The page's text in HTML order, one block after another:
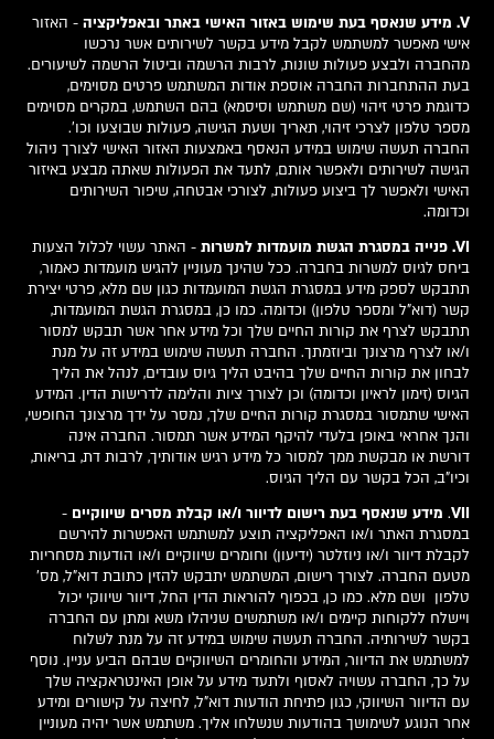
V. מידע שנאסף בעת שימוש באזור האישי באתר ובאפליקציה
- האזור
אישי מאפשר למשתמש לקבל מידע בקשר לשירותים אשר נרכשו
מהחברה ולבצע פעולות שונות, לרבות הרשמה וביטול הרשמה לשיעורים.
בעת ההתחברות החברה אוספת אודות המשתמש פרטים מסוימים,
כדוגמת פרטי זיהוי (שם משתמש וסיסמא) בהם השתמש, במקרים מסוימים
מספר טלפון לצרכי זיהוי, תאריך ושעת הגישה, פעולות שבוצעו וכו'.
החברה תעשה שימוש במידע הנאסף באמצעות האזור האישי לצורך ניהול
הגישה לשירותים ולאפשר אותם, לתעד את הפעולות שאתה מבצע באיזור
האישי ולאפשר לך ביצוע פעולות, לצורכי אבטחה, שיפור השירותים
וכדומה.
VI. פנייה במסגרת הגשת מועמדות למשרות
- האתר עשוי לכלול הצעות
ביחס לגיוס למשרות בחברה. ככל שהינך מעוניין להגיש מועמדות כאמור,
תתבקש לספק מידע במסגרת הגשת המועמדות כגון שם מלא, פרטי יצירת
קשר (דוא"ל ומספר טלפון) וכדומה. כמו כן, במסגרת הגשת המועמדות,
תתבקש לצרף את קורות החיים שלך וכל מידע אחר אשר תבקש למסור
ו/או לצרף מרצונך וביוזמתך. החברה תעשה שימוש במידע זה על מנת
לבחון את קורות החיים שלך בהיבט הליך גיוס עובדים, לנהל את הליך
הגיוס (זימון לראיון וכדומה) וכן לצורך ציות והלימה לדרישות הדין. המידע
האישי שתמסור במסגרת קורות החיים שלך, נמסר על ידך מרצונך החופשי,
והנך אחראי באופן בלעדי להיקף המידע אשר תמסור. החברה אינה
דורשת או מבקשת ממך למסור כל מידע רגיש אודותיך, לרבות דת, בריאות,
וכיו"ב, הכל בקשר עם הליך הגיוס.
VII
. מידע שנאסף בעת רישום לדיוור ו/או קבלת מסרים שיווקיים -
במסגרת האתר ו/או האפליקציה תוצע למשתמש האפשרות להירשם
לקבלת דיוור ו/או ניוזלטר (ידיעון) וחומרים שיווקיים ו/או הודעות מסחריות
מטעם החברה. לצורך רישום, המשתמש יתבקש להזין כתובת דוא"ל, מס'
טלפון ושם מלא. כמו כן, בכפוף להוראות הדין החל, דיוור שיווקי יכול
ויישלח ללקוחות קיימים ו/או משתמשים שניהלו משא ומתן עם החברה
בקשר לשירותיה. החברה תעשה שימוש במידע זה על מנת לשלוח
למשתמש את הדיוור, המידע והחומרים השיווקיים שבהם הביע עניין. נוסף
על כך, החברה עשויה לאסוף ולתעד מידע על אופן האינטראקציה שלך
עם הדיוור השיווקי, כגון פתיחת הודעות דוא"ל, לחיצה על קישורים ומידע
אחר הנוגע לשימושך בהודעות שנשלחו אליך. משתמש אשר יהיה מעוניין